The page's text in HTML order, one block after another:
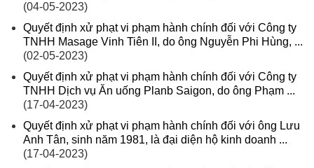
(04-05-2023)
Quyết định xử phạt vi phạm hành chính đối với Công ty
TNHH Masage Vinh Tiên II, do ông Nguyễn Phi Hùng, ...
(02-05-2023)
Quyết định xử phạt vi phạm hành chính đối với Công ty
TNHH Dịch vụ Ăn uống Planb Saigon, do ông Phạm ...
(17-04-2023)
Quyết định xử phạt vi phạm hành chính đối với ông Lưu
Anh Tân, sinh năm 1981, là đại diện hộ kinh doanh ...
(17-04-2023)